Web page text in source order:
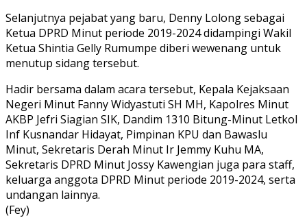
Selanjutnya pejabat yang baru, Denny Lolong sebagai
Ketua DPRD Minut periode 2019-2024 didampingi Wakil
Ketua Shintia Gelly Rumumpe diberi wewenang untuk
menutup sidang tersebut.
Hadir bersama dalam acara tersebut, Kepala Kejaksaan
Negeri Minut Fanny Widyastuti SH MH, Kapolres Minut
AKBP Jefri Siagian SIK, Dandim 1310 Bitung-Minut Letkol
Inf Kusnandar Hidayat, Pimpinan KPU dan Bawaslu
Minut, Sekretaris Derah Minut Ir Jemmy Kuhu MA,
Sekretaris DPRD Minut Jossy Kawengian juga para staff,
keluarga anggota DPRD Minut periode 2019-2024, serta
undangan lainnya.
(Fey)